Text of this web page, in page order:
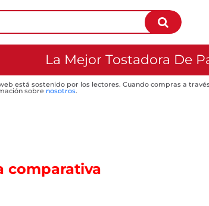
La Mejor Tostadora De
está sostenido por los lectores. Cuando compras a
sobre nosotros.
comparativa